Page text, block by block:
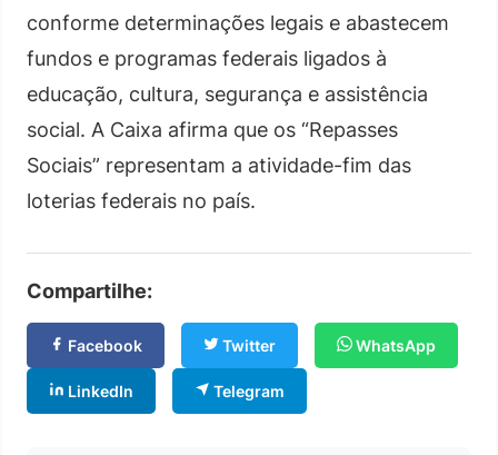
conforme determinações legais e abastecem
fundos e programas federais ligados à
educação, cultura, segurança e assistência
social. A Caixa afirma que os “Repasses
Sociais” representam a atividade-fim das
loterias federais no país.
Compartilhe:
Facebook Twitter WhatsApp
LinkedIn Telegram